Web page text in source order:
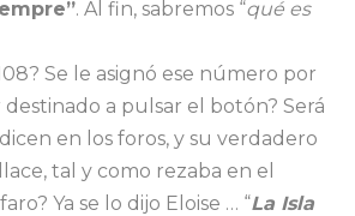
. Al fin, sabremos “qué es
Se le asignó ese número por
a pulsar el botón? Será
en los foros, y su verdadero
tal y como rezaba en el
Ya se lo dijo Eloise … “La Isla